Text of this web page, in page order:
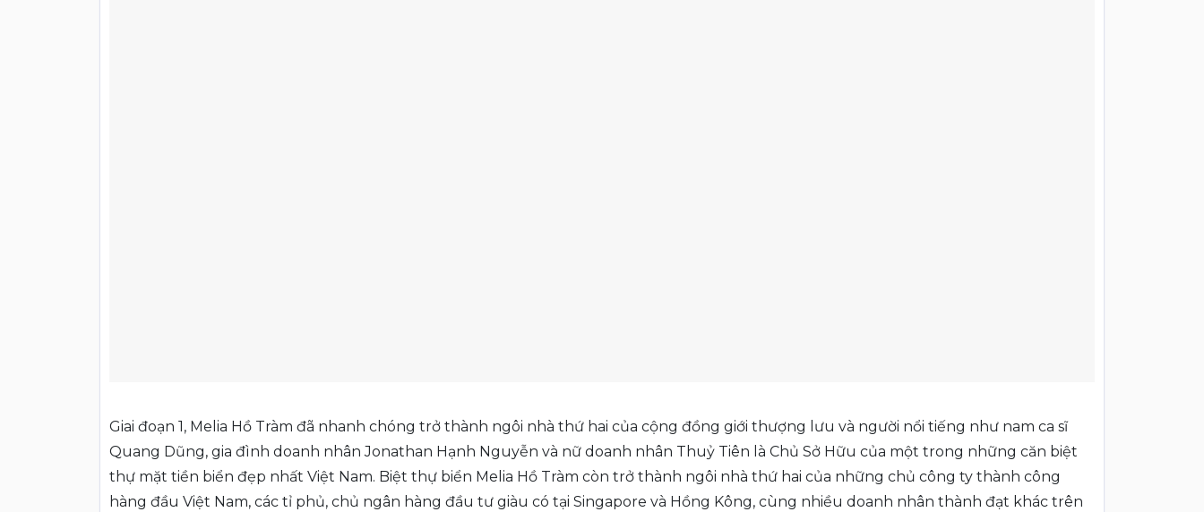
Giai đoạn 1, Melia Hồ Tràm đã nhanh chóng trở thành ngôi nhà thứ hai của cộng đồng giới thượng lưu và người nổi tiếng như nam ca sĩ
Quang Dũng, gia đình doanh nhân Jonathan Hạnh Nguyễn và nữ doanh nhân Thuỷ Tiên là Chủ Sở Hữu của một trong những căn biệt
thự mặt tiền biển đẹp nhất Việt Nam. Biệt thự biển Melia Hồ Tràm còn trở thành ngôi nhà thứ hai của những chủ công ty thành công
hàng đầu Việt Nam, các tỉ phủ, chủ ngân hàng đầu tư giàu có tại Singapore và Hồng Kông, cùng nhiều doanh nhân thành đạt khác trên